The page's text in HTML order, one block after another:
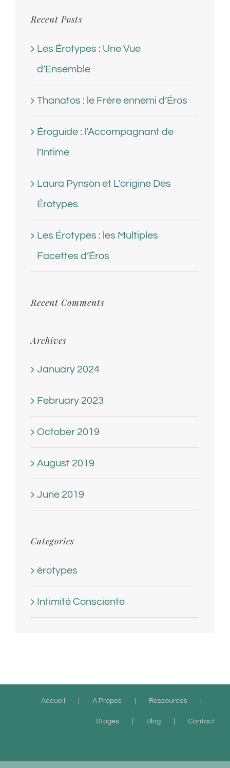
Recent Posts
Les Érotypes : Une Vue
d’Ensemble
Thanatos : le Frère ennemi d’Éros
Éroguide : l’Accompagnant de
l’Intime
Laura Pynson et L’origine Des
Érotypes
Les Érotypes : les Multiples
Facettes d’Éros
Recent Comments
Archives
January 2024
February 2023
October 2019
August 2019
June 2019
Categories
érotypes
Intimité Consciente
Accueil A Propos Ressources
Stages Blog Contact